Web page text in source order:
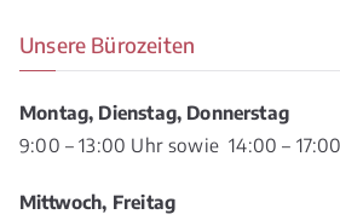
Unsere Bürozeiten
Montag, Dienstag, Donnerstag
9:00 – 13:00 Uhr sowie 14:00 –
Mittwoch, Freitag